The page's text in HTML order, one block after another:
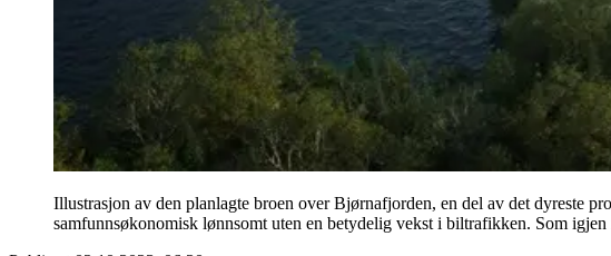
Illustrasjon av den planlagte broen over Bjørnafjorden, en del av det dyreste
samfunnsøkonomisk lønnsomt uten en betydelig vekst i biltrafikken. Som